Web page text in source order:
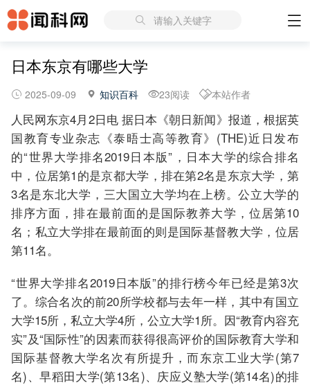
请输入关键字
日本东京有哪些大学
2025-09-09 知识百科 23阅读 本站作者
人民网东京4月2日电 据日本《朝日新闻》报道，根据英
国教育专业杂志《泰晤士高等教育》(THE)近日发布
的“世界大学排名2019日本版”，日本大学的综合排名
中，位居第1的是京都大学，排在第2名是东京大学，第
3名是东北大学，三大国立大学均在上榜。公立大学的
排序方面，排在最前面的是国际教养大学，位居第10
名；私立大学排在最前面的则是国际基督教大学，位居
第11名。
“世界大学排名2019日本版”的排行榜今年已经是第3次
了。综合名次的前20所学校都与去年一样，其中有国立
大学15所，私立大学4所，公立大学1所。因“教育内容充
实”及“国际性”的因素而获得很高评价的国际教育大学和
国际基督教大学名次有所提升，而东京工业大学(第7
名)、早稻田大学(第13名)、庆应义塾大学(第14名)的排